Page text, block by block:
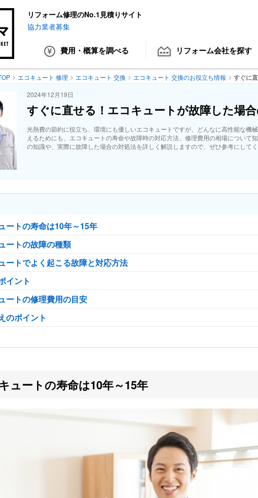
リフォーム修理のNo.1見積りサイト
協力業者募集
費用・概算を調べる リフォーム会社を探す
エコキュート 修理 エコキュート 交換 エコキュート 交換のお役立ち情報 すぐに
2024年12月19日
すぐに直せる！エコキュートが故障した場
光熱費の節約に役立ち、環境にも優しいエコキュートですが、どんなに高性能な
えるためにも、エコキュートの寿命や故障時の対応方法、修理費用の相場につい
の知識や、実際に故障した場合の対処法を詳しく解説しますので、ぜひ参考にしてく
ートの寿命は10年～15年
ートの故障の種類
ートでよく起こる故障と対応方法
イント
ートの修理費用の目安
のポイント
ュートの寿命は10年～15年